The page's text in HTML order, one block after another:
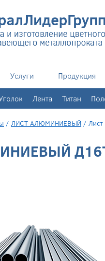
Услуги Продукция
Лента Титан
/ ЛИСТ АЛЮМИНИЕВЫЙ /